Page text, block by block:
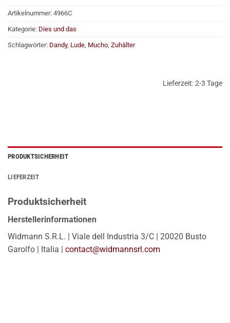
Artikelnummer: 4966C
Kategorie: Dies und das
Schlagwörter: Dandy, Lude Mucho Zuhälter
Lieferzeit:2-3 Tage
PRODUKTSICHERHEIT
LIEFERZEIT
Produktsicherheit
Herstellerinformationen
Widmann S.R.L. | Viale dell Industria 3/C | 20020 Busto
Garolfo | Italia | contact@widmannsrl.com